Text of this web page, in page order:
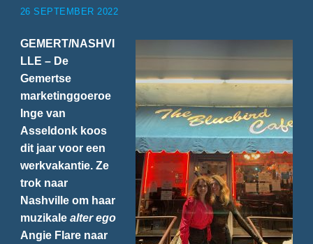
26 SEPTEMBER 2022
GEMERT/NASHVI
LLE – De
Gemertse
marketinggoeroe
Inge van
Asseldonk koos
dit jaar voor een
werkvakantie. Ze
trok naar
Nashville om haar
muzikale alter ego
Angie Flare naar